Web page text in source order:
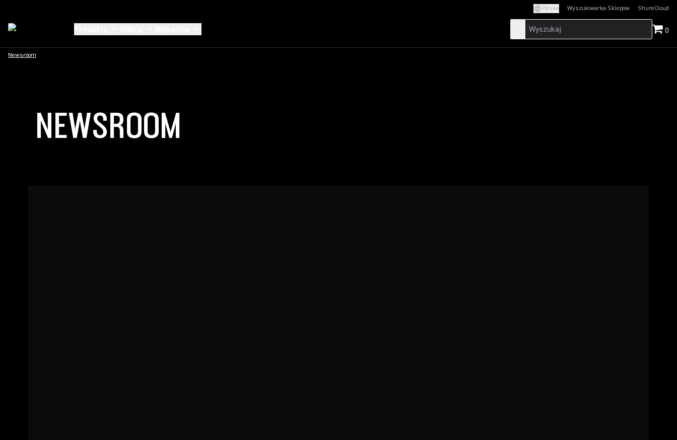
Polska Wyszukiwarka Sklepow ShureCloud
(Opens in a new
0
Newsroom
NEWSROOM